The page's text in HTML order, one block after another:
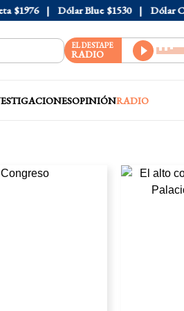
Dólar Blue $1530 Dólar CCL
EL DESTAPE
RADIO
OPINIÓNRADIO